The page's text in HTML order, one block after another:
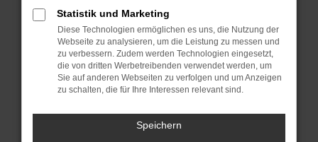
Stelle sicher, dass dein Browser und dein
Betriebssystem auf dem neuesten Stand
sind.
Veraltete Software birgt nicht nur ein
Sicherheitsrisiko, sondern kann auch dazu
führen, dass bestimmte Funktionen nicht mehr
Wende dich an den Webseitenbetreiber.
Statistik und Marketing
Diese Technologien ermöglichen es uns, die Nutzung der
Webseite zu analysieren, um die Leistung zu messen und
zu verbessern. Zudem werden Technologien eingesetzt,
die von dritten Werbetreibenden verwendet werden, um
Sie auf anderen Webseiten zu verfolgen und um Anzeigen
zu schalten, die für Ihre Interessen relevant sind.
Speichern